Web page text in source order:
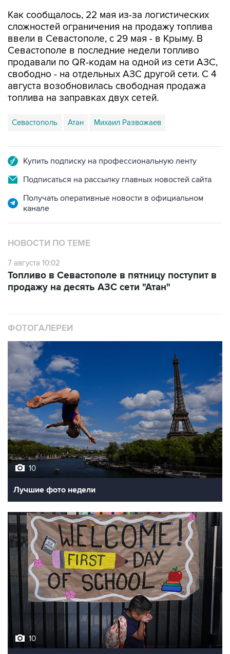
Как сообщалось, 22 мая из-за логистических
сложностей ограничения на продажу топлива
ввели в Севастополе, с 29 мая - в Крыму. В
Севастополе в последние недели топливо
продавали по QR-кодам на одной из сети АЗС,
свободно - на отдельных АЗС другой сети. С 4
августа возобновилась свободная продажа
топлива на заправках двух сетей.
Севастополь Атан Михаил Развожаев
Купить подписку на профессиональную ленту
Подписаться на рассылку главных новостей сайта
Получать оперативные новости в официальном
канале
НОВОСТИ ПО ТЕМЕ
7 августа 10:02
Топливо в Севастополе в пятницу поступит в
продажу на десять АЗС сети "Атан"
ФОТОГАЛЕРЕИ
10
Лучшие фото недели
10